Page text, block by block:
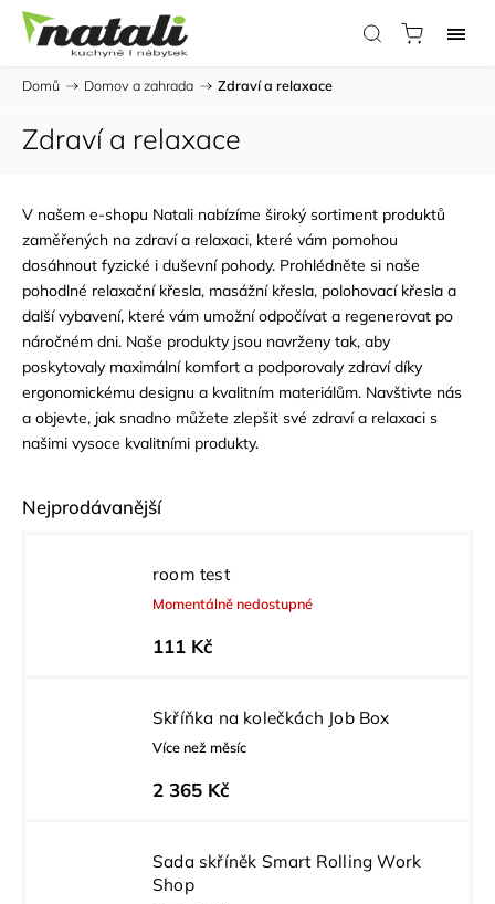
Domů / Domov a zahrada / Zdraví a relaxace
Zdraví a relaxace
V našem e-shopu Natali nabízíme široký sortiment produktů
zaměřených na zdraví a relaxaci, které vám pomohou
dosáhnout fyzické i duševní pohody. Prohlédněte si naše
pohodlné relaxační křesla, masážní křesla, polohovací křesla a
další vybavení, které vám umožní odpočívat a regenerovat po
náročném dni. Naše produkty jsou navrženy tak, aby
poskytovaly maximální komfort a podporovaly zdraví díky
ergonomickému designu a kvalitním materiálům. Navštivte nás
a objevte, jak snadno můžete zlepšit své zdraví a relaxaci s
našimi vysoce kvalitními produkty.
Nejprodávanější
room test
Momentálně nedostupné
111 Kč
Skříňka na kolečkách Job Box
Více než měsíc
2 365 Kč
Sada skříněk Smart Rolling Work
Shop